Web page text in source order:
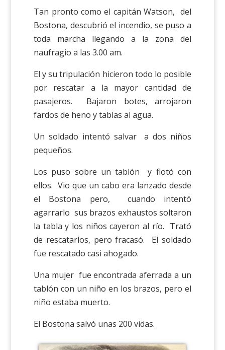
Tan pronto como el capitán Watson, del
Bostona, descubrió el incendio, se puso a
toda marcha llegando a la zona del
naufragio a las 3.00 am.
El y su tripulación hicieron todo lo posible
por rescatar a la mayor cantidad de
pasajeros. Bajaron botes, arrojaron
fardos de heno y tablas al agua.
Un soldado intentó salvar a dos niños
pequeños.
Los puso sobre un tablón y flotó con
ellos. Vio que un cabo era lanzado desde
el Bostona pero, cuando intentó
agarrarlo sus brazos exhaustos soltaron
la tabla y los niños cayeron al río. Trató
de rescatarlos, pero fracasó. El soldado
fue rescatado casi ahogado.
Una mujer fue encontrada aferrada a un
tablón con un niño en los brazos, pero el
niño estaba muerto.
El Bostona salvó unas 200 vidas.